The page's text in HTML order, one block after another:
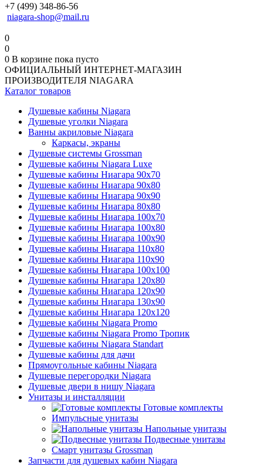
+7 (499) 348-86-56
niagara-shop@mail.ru
0
0
0 В корзине пока пусто
ОФИЦИАЛЬНЫЙ ИНТЕРНЕТ-МАГАЗИН
ПРОИЗВОДИТЕЛЯ NIAGARA
Каталог товаров
Душевые кабины Niagara
Душевые уголки Niagara
Ванны акриловые Niagara
Каркасы, экраны
Душевые системы Grossman
Душевые кабины Niagara Luxe
Душевые кабины Ниагара 90x70
Душевые кабины Ниагара 90x80
Душевые кабины Ниагара 90x90
Душевые кабины Ниагара 80x80
Душевые кабины Ниагара 100x70
Душевые кабины Ниагара 100x80
Душевые кабины Ниагара 100x90
Душевые кабины Ниагара 110x80
Душевые кабины Ниагара 110x90
Душевые кабины Ниагара 100x100
Душевые кабины Ниагара 120x80
Душевые кабины Ниагара 120x90
Душевые кабины Ниагара 130x90
Душевые кабины Ниагара 120x120
Душевые кабины Niagara Promo
Душевые кабины Niagara Promo Тропик
Душевые кабины Niagara Standart
Душевые кабины для дачи
Прямоугольные кабины Niagara
Душевые перегородки Niagara
Душевые двери в нишу Niagara
Унитазы и инсталляции
Готовые комплекты
Импульсные унитазы
Напольные унитазы
Подвесные унитазы
Смарт унитазы Grossman
Запчасти для душевых кабин Niagara